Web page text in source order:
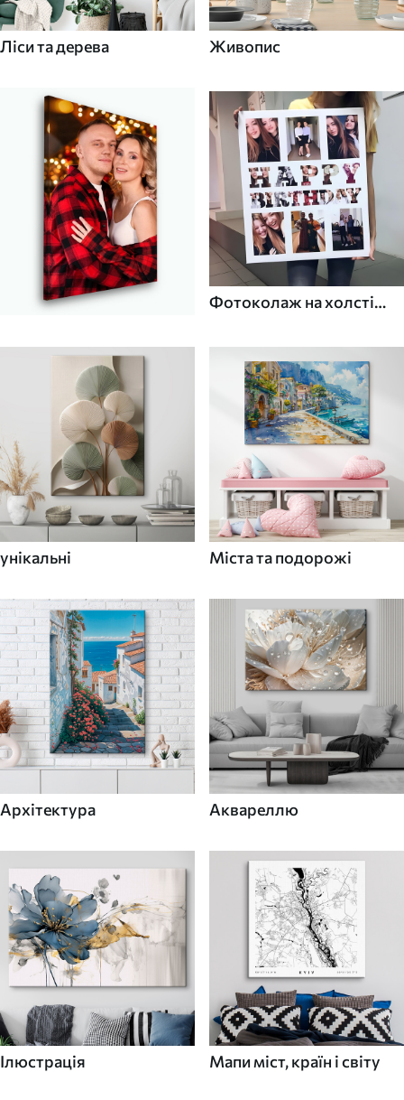
Ліси та дерева Живопис
Фотоколаж на холсті
унікальні Міста та подорожі
Архітектура Аквареллю
Ілюстрація Мапи міст, країн і світу